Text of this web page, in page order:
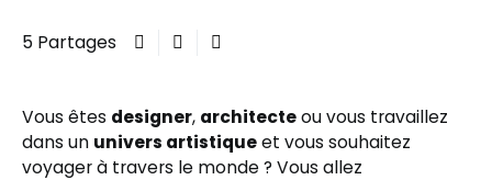
5 Partages
Vous êtes designer, architecteou vous travaillez
dans un univers artistiqueet vous souhaitez
voyager à travers le monde ? Vous allez